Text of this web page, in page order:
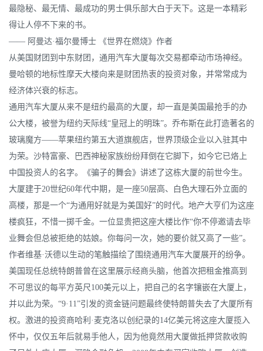
最隐秘、最无情、最成功的男士俱乐部大白于天下。这是一本精彩
得让人停不下来的书。
—— 阿曼达·福尔曼博士 《世界在燃烧》作者
从美国财团到中东财团，通用汽车大厦每次交易都牵动市场神经。
曼哈顿的地标性摩天大楼向来是财团热衷的投资对象，并常常成为
经济体兴衰的标志。
通用汽车大厦从来不是纽约最高的大厦，却一直是美国最抢手的办
公大楼，被誉为纽约天际线“皇冠上的明珠”。乔布斯在此打造著名的
玻璃魔方——苹果纽约第五大道旗舰店，世界顶级企业以入驻其中
为荣。沙特富豪、巴西神秘家族纷纷拜倒在它脚下，如今它已烙上
中国投资人的名字。《骗子的舞会》讲述了这栋大厦的前世今生。
大厦建于20世纪60年代中期，是一座50层高、白色大理石外立面的
高楼，那是一个“为通用好就是为美国好”的时代。地产大亨们为这座
楼疯狂，不惜一掷千金。一位显贵把这座大楼比作“你不停邀请去毕
业舞会但总被拒绝的姑娘。你每问一次，她的要价就又高了一些”。
作者维基·沃德以生动的笔触描绘了围绕通用汽车大厦展开的纷争。
美国现任总统特朗普曾在这里展示经商头脑，他首次把租金推高到
不可思议的每平方英尺100美元以上，把自己的名字镶嵌在大厦上，
并以此为荣。“9·11”引发的资金链问题最终使特朗普失去了大厦所有
权。激进的投资商哈利·麦克洛以创纪录的14亿美元将这座大厦揽入
怀中，仅仅五年后就易手他人，因为他竟然用大厦做抵押贷款收购